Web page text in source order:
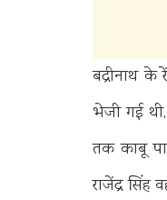
बद्रीनाथ
भेजी गई
तक काबू पा
राजेंद्र